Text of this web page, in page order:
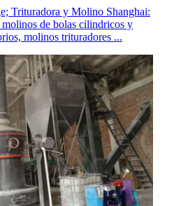
Trituradora y Molino Shanghai:
de bolas cilindricos y
molinos trituradores ...